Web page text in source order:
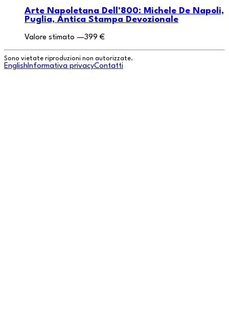
Arte Napoletana Dell'800: Michele De Napoli,
Puglia, Antica Stampa Devozionale
Valore stimato —399 €
Sono vietate riproduzioni non autorizzate.
English Informativa privacyContatti